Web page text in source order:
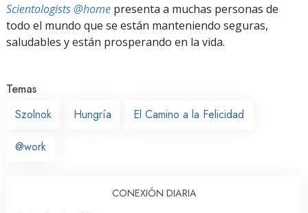
Scientologists @home presenta a muchas personas de
todo el mundo que se están manteniendo seguras,
saludables y están prosperando en la vida.
Temas
Szolnok
Hungría El Camino a la Felicidad
@work
CONEXIÓN DIARIA